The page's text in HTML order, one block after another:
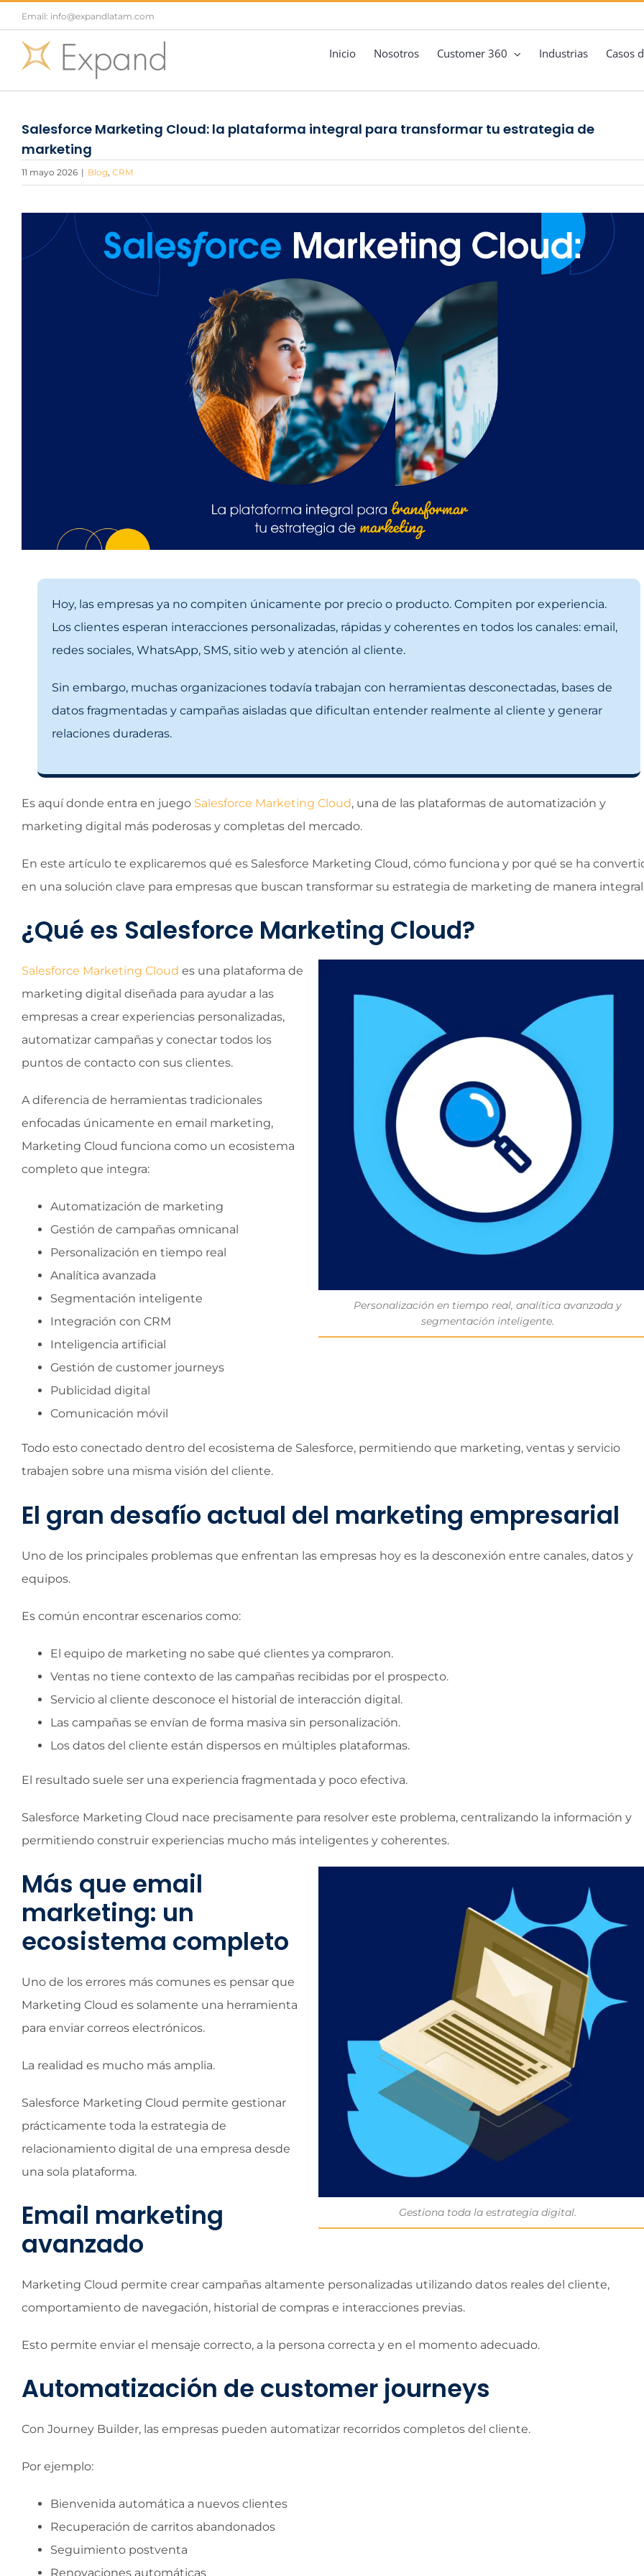
Saltar
al
contenido
Email: info@expandlatam.com
Inicio Nosotros Customer 360 Industrias Casos
Salesforce Marketing Cloud: la plataforma integral para transformar tu estrategia de
marketing
11 mayo 2026 | Blog, CRM
Hoy, las empresas ya no compiten únicamente por precio o producto. Compiten por experiencia.
Los clientes esperan interacciones personalizadas, rápidas y coherentes en todos los canales: email,
redes sociales, WhatsApp, SMS, sitio web y atención al cliente.
Sin embargo, muchas organizaciones todavía trabajan con herramientas desconectadas, bases de
datos fragmentadas y campañas aisladas que dificultan entender realmente al cliente y generar
relaciones duraderas.
Es aquí donde entra en juego Salesforce Marketing Cloud, una de las plataformas de automatización y
marketing digital más poderosas y completas del mercado.
En este artículo te explicaremos qué es Salesforce Marketing Cloud, cómo funciona y por qué se ha
en una solución clave para empresas que buscan transformar su estrategia de marketing de manera
¿Qué es Salesforce Marketing Cloud?
Personalización en tiempo real, analítica avanzada y
segmentación inteligente.
Salesforce Marketing Cloud es una plataforma de
marketing digital diseñada para ayudar a las
empresas a crear experiencias personalizadas,
automatizar campañas y conectar todos los
puntos de contacto con sus clientes.
A diferencia de herramientas tradicionales
enfocadas únicamente en email marketing,
Marketing Cloud funciona como un ecosistema
completo que integra:
Automatización de marketing
Gestión de campañas omnicanal
Personalización en tiempo real
Analítica avanzada
Segmentación inteligente
Integración con CRM
Inteligencia artificial
Gestión de customer journeys
Publicidad digital
Comunicación móvil
Todo esto conectado dentro del ecosistema de Salesforce, permitiendo que marketing, ventas y servicio
trabajen sobre una misma visión del cliente.
El gran desafío actual del marketing empresarial
Uno de los principales problemas que enfrentan las empresas hoy es la desconexión entre canales, datos y
equipos.
Es común encontrar escenarios como:
El equipo de marketing no sabe qué clientes ya compraron.
Ventas no tiene contexto de las campañas recibidas por el prospecto.
Servicio al cliente desconoce el historial de interacción digital.
Las campañas se envían de forma masiva sin personalización.
Los datos del cliente están dispersos en múltiples plataformas.
El resultado suele ser una experiencia fragmentada y poco efectiva.
Salesforce Marketing Cloud nace precisamente para resolver este problema, centralizando la información y
permitiendo construir experiencias mucho más inteligentes y coherentes.
Gestiona toda la estrategia digital.
Más que email
marketing: un
ecosistema completo
Uno de los errores más comunes es pensar que
Marketing Cloud es solamente una herramienta
para enviar correos electrónicos.
La realidad es mucho más amplia.
Salesforce Marketing Cloud permite gestionar
prácticamente toda la estrategia de
relacionamiento digital de una empresa desde
una sola plataforma.
Email marketing
avanzado
Marketing Cloud permite crear campañas altamente personalizadas utilizando datos reales del cliente,
comportamiento de navegación, historial de compras e interacciones previas.
Esto permite enviar el mensaje correcto, a la persona correcta y en el momento adecuado.
Automatización de customer journeys
Con Journey Builder, las empresas pueden automatizar recorridos completos del cliente.
Por ejemplo:
Bienvenida automática a nuevos clientes
Recuperación de carritos abandonados
Seguimiento postventa
Renovaciones automáticas